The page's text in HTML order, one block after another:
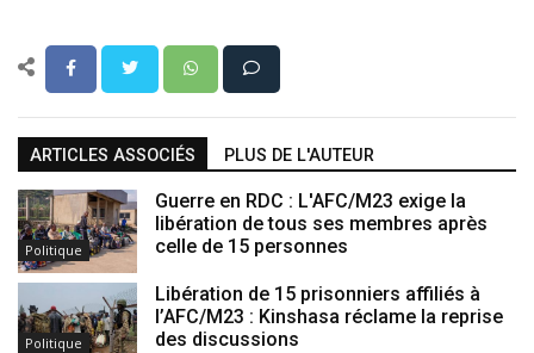
ARTICLES ASSOCIÉS PLUS DE L'AUTEUR
Politique
Guerre en RDC : L'AFC/M23 exige la
libération de tous ses membres après
celle de 15 personnes
Politique
Libération de 15 prisonniers affiliés à
l’AFC/M23 : Kinshasa réclame la reprise
des discussions